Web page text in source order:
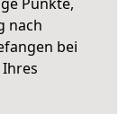
nach
bei